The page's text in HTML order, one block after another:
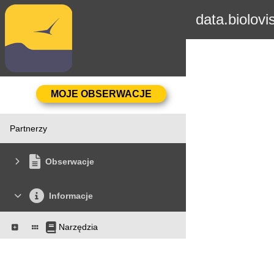
Partnerzy
Obserwacje
Informacje
Narzędzia